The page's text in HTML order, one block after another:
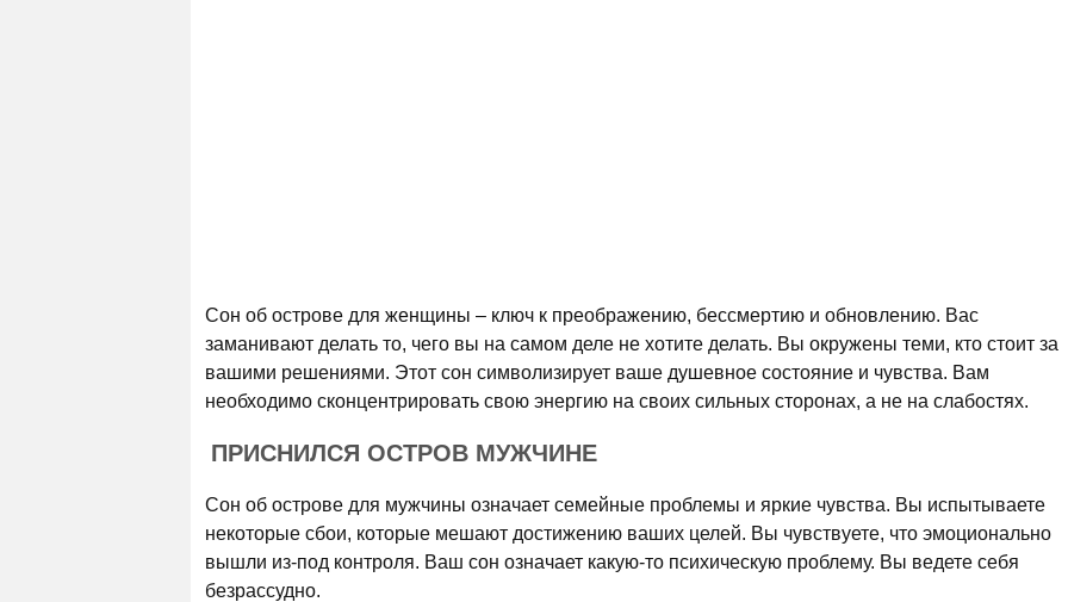
Сон об острове для женщины – ключ к преображению, бессмертию и обновлению. Вас
заманивают делать то, чего вы на самом деле не хотите делать. Вы окружены теми, кто стоит за
вашими решениями. Этот сон символизирует ваше душевное состояние и чувства. Вам
необходимо сконцентрировать свою энергию на своих сильных сторонах, а не на слабостях.
ПРИСНИЛСЯ ОСТРОВ МУЖЧИНЕ
Сон об острове для мужчины означает семейные проблемы и яркие чувства. Вы испытываете
некоторые сбои, которые мешают достижению ваших целей. Вы чувствуете, что эмоционально
вышли из-под контроля. Ваш сон означает какую-то психическую проблему. Вы ведете себя
безрассудно.